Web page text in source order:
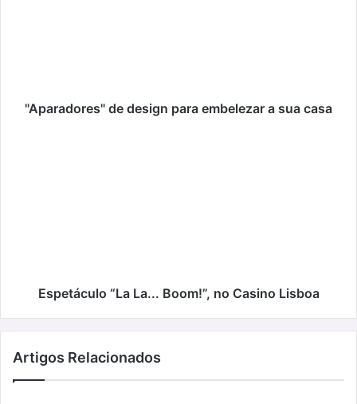
"Aparadores" de design para embelezar a sua casa
Espetáculo “La La... Boom!”, no Casino Lisboa
Artigos Relacionados